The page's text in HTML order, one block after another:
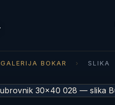
GALERIJA BOKAR › SLIKA